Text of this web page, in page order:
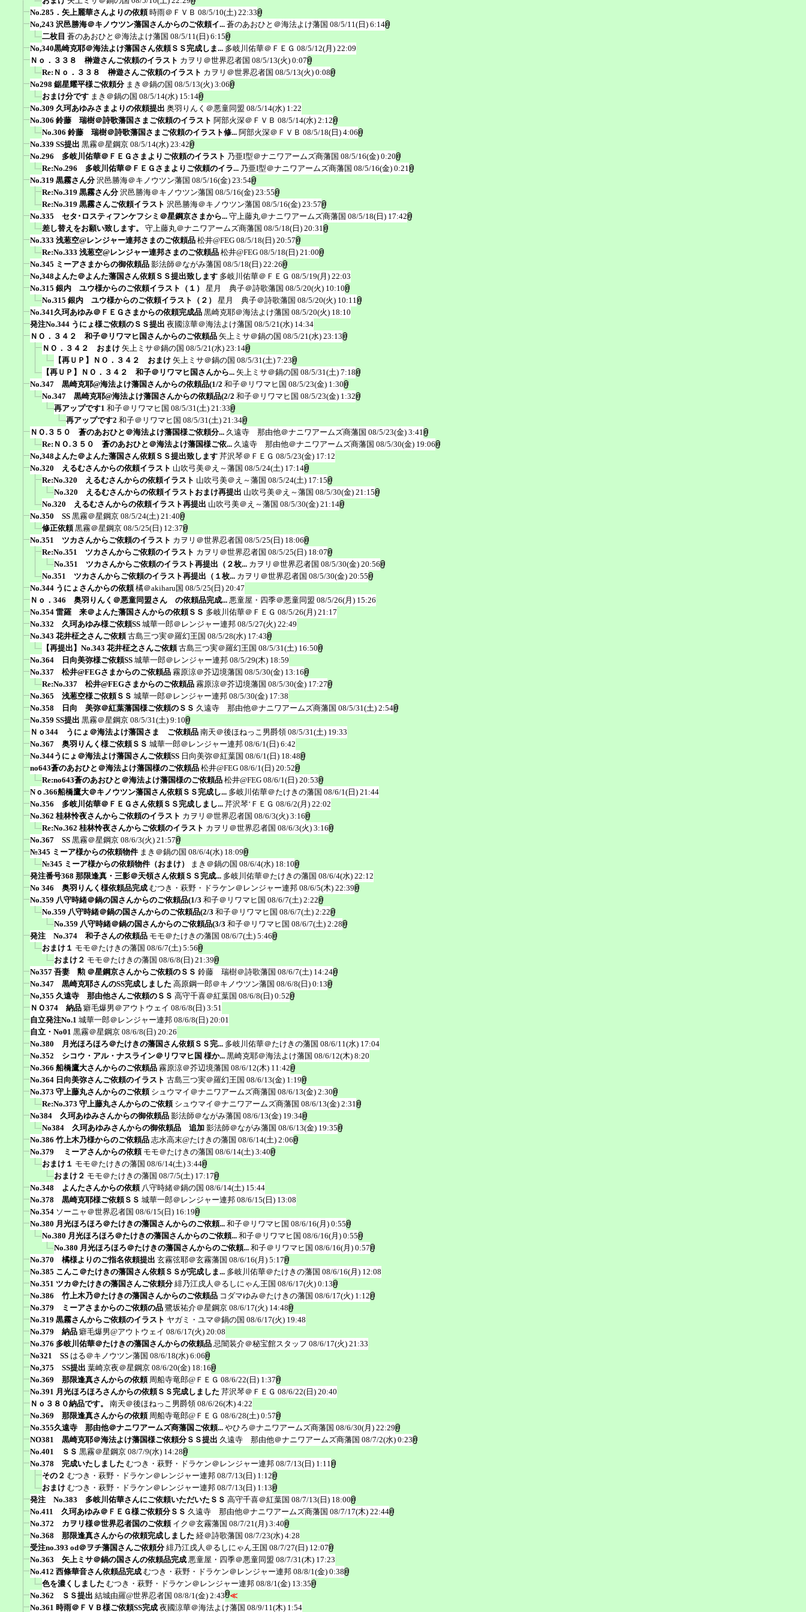
No.285．矢上麗華さんよりの依頼 時雨＠ＦＶＢ 08/5/10(土) 22:33
No,243 沢邑勝海＠キノウツン藩国さんからのご依頼イ... 蒼のあおひと＠海法よけ藩国 08/5/11(日) 6:14
二枚目 蒼のあおひと＠海法よけ藩国 08/5/11(日) 6:15
No,340黒崎克耶＠海法よけ藩国さん依頼ＳＳ完成しま... 多岐川佑華＠ＦＥＧ 08/5/12(月) 22:09
Ｎｏ．３３８ 榊遊さんご依頼のイラスト カヲリ＠世界忍者国 08/5/13(火) 0:07
Re:Ｎｏ．３３８ 榊遊さんご依頼のイラスト カヲリ＠世界忍者国 08/5/13(火) 0:08
No298 鋸星耀平様ご依頼分 まき＠鍋の国 08/5/13(火) 3:06
おまけ分です まき＠鍋の国 08/5/14(水) 15:14
No.309 久珂あゆみさまよりの依頼提出 奥羽りんく＠悪童同盟 08/5/14(水) 1:22
No.306 鈴藤 瑞樹＠詩歌藩国さまご依頼のイラスト 阿部火深＠ＦＶＢ 08/5/14(水) 2:12
No.306 鈴藤 瑞樹＠詩歌藩国さまご依頼のイラスト修... 阿部火深＠ＦＶＢ 08/5/18(日) 4:06
No.339 SS提出 黒霧＠星鋼京 08/5/14(水) 23:42
No.296 多岐川佑華＠ＦＥＧさまよりご依頼のイラスト 乃亜I型＠ナニワアームズ商藩国 08/5/16(金) 0:20
Re:No.296 多岐川佑華＠ＦＥＧさまよりご依頼のイラ... 乃亜I型＠ナニワアームズ商藩国 08/5/16(金) 0:21
No.319 黒霧さん分 沢邑勝海＠キノウツン藩国 08/5/16(金) 23:54
Re:No.319 黒霧さん分 沢邑勝海＠キノウツン藩国 08/5/16(金) 23:55
Re:No.319 黒霧さんご依頼イラスト 沢邑勝海＠キノウツン藩国 08/5/16(金) 23:57
No.335 セタ･ロスティフンケフシミ＠星鋼京さまから... 守上藤丸＠ナニワアームズ商藩国 08/5/18(日) 17:42
差し替えをお願い致します。
守上藤丸＠ナニワアームズ商藩国 08/5/18(日) 20:31
No.333 浅葱空@レンジャー連邦さまのご依頼品 松井@FEG 08/5/18(日) 20:57
Re:No.333 浅葱空@レンジャー連邦さまのご依頼品 松井@FEG 08/5/18(日) 21:00
No.345 ミーアさまからの御依頼品 影法師＠ながみ藩国 08/5/18(日) 22:26
No,348よんた＠よんた藩国さん依頼ＳＳ提出致します 多岐川佑華＠ＦＥＧ 08/5/19(月) 22:03
No.315 銀内 ユウ様からのご依頼イラスト（１）
星月 典子＠詩歌藩国 08/5/20(火) 10:10
No.315 銀内 ユウ様からのご依頼イラスト（２）
星月 典子＠詩歌藩国 08/5/20(火) 10:11
No.341久珂あゆみ＠ＦＥＧさまからの依頼完成品 黒崎克耶＠海法よけ藩国 08/5/20(火) 18:10
発注No.344 うにょ様ご依頼のＳＳ提出 夜國涼華＠海法よけ藩国 08/5/21(水) 14:34
ＮＯ．３４２ 和子＠リワマヒ国さんからのご依頼品 矢上ミサ＠鍋の国 08/5/21(水) 23:13
ＮＯ．３４２ おまけ 矢上ミサ＠鍋の国 08/5/21(水) 23:14
【再ＵＰ】ＮＯ．３４２ おまけ 矢上ミサ＠鍋の国 08/5/31(土) 7:23
【再ＵＰ】ＮＯ．３４２ 和子＠リワマヒ国さんから... 矢上ミサ＠鍋の国 08/5/31(土) 7:18
No.347 黒崎克耶@海法よけ藩国さんからの依頼品(1/2 和子＠リワマヒ国 08/5/23(金) 1:30
No.347 黒崎克耶@海法よけ藩国さんからの依頼品(2/2 和子＠リワマヒ国 08/5/23(金) 1:32
再アップです1 和子＠リワマヒ国 08/5/31(土) 21:33
再アップです2 和子＠リワマヒ国 08/5/31(土) 21:34
ＮＯ.３５０ 蒼のあおひと＠海法よけ藩国様ご依頼分... 久遠寺 那由他＠ナニワアームズ商藩国 08/5/23(金) 3:41
Re:ＮＯ.３５０ 蒼のあおひと＠海法よけ藩国様ご依... 久遠寺 那由他＠ナニワアームズ商藩国 08/5/30(金) 19:06
No,348よんた＠よんた藩国さん依頼ＳＳ提出致します 芹沢琴＠ＦＥＧ 08/5/23(金) 17:12
No.320 えるむさんからの依頼イラスト 山吹弓美＠え～藩国 08/5/24(土) 17:14
Re:No.320 えるむさんからの依頼イラスト 山吹弓美＠え～藩国 08/5/24(土) 17:15
No.320 えるむさんからの依頼イラストおまけ再提出 山吹弓美＠え～藩国 08/5/30(金) 21:15
No.320 えるむさんからの依頼イラスト再提出 山吹弓美＠え～藩国 08/5/30(金) 21:14
No.350 SS 黒霧＠星鋼京 08/5/24(土) 21:40
修正依頼 黒霧＠星鋼京 08/5/25(日) 12:37
No.351 ツカさんからご依頼のイラスト カヲリ＠世界忍者国 08/5/25(日) 18:06
Re:No.351 ツカさんからご依頼のイラスト カヲリ＠世界忍者国 08/5/25(日) 18:07
No.351 ツカさんからご依頼のイラスト再提出（２枚... カヲリ＠世界忍者国 08/5/30(金) 20:56
No.351 ツカさんからご依頼のイラスト再提出（１枚... カヲリ＠世界忍者国 08/5/30(金) 20:55
No.344 うにょさんからの依頼 橘＠akiharu国 08/5/25(日) 20:47
Ｎｏ．346 奥羽りんく＠悪童同盟さん の依頼品完成... 悪童屋・四季＠悪童同盟 08/5/26(月) 15:26
No.354 雷羅 来＠よんた藩国さんからの依頼ＳＳ 多岐川佑華＠ＦＥＧ 08/5/26(月) 21:17
No.332 久珂あゆみ様ご依頼SS 城華一郎＠レンジャー連邦 08/5/27(火) 22:49
No.343 花井柾之さんご依頼 古島三つ実＠羅幻王国 08/5/28(水) 17:43
【再提出】No.343 花井柾之さんご依頼 古島三つ実＠羅幻王国 08/5/31(土) 16:50
No.364 日向美弥様ご依頼SS 城華一郎＠レンジャー連邦 08/5/29(木) 18:59
No.337 松井@FEGさまからのご依頼品 霧原涼＠芥辺境藩国 08/5/30(金) 13:16
Re:No.337 松井@FEGさまからのご依頼品 霧原涼＠芥辺境藩国 08/5/30(金) 17:27
No.365 浅葱空様ご依頼ＳＳ 城華一郎＠レンジャー連邦 08/5/30(金) 17:38
No.358 日向 美弥＠紅葉藩国様ご依頼のＳＳ 久遠寺 那由他＠ナニワアームズ商藩国 08/5/31(土) 2:54
No.359 SS提出 黒霧＠星鋼京 08/5/31(土) 9:10
Ｎｏ344 うにょ＠海法よけ藩国さま ご依頼品 南天＠後ほねっこ男爵領 08/5/31(土) 19:33
No.367 奥羽りんく様ご依頼ＳＳ 城華一郎＠レンジャー連邦 08/6/1(日) 6:42
No.344うにょ＠海法よけ藩国さんご依頼SS 日向美弥＠紅葉国 08/6/1(日) 18:48
no643蒼のあおひと＠海法よけ藩国様のご依頼品 松井@FEG 08/6/1(日) 20:52
Re:no643蒼のあおひと＠海法よけ藩国様のご依頼品 松井@FEG 08/6/1(日) 20:53
Nｏ.366船橋鷹大＠キノウツン藩国さん依頼ＳＳ完成し... 多岐川佑華＠たけきの藩国 08/6/1(日) 21:44
No.356 多岐川佑華＠ＦＥＧさん依頼ＳＳ完成しまし... 芹沢琴‘ＦＥＧ 08/6/2(月) 22:02
No.362 桂林怜夜さんからご依頼のイラスト カヲリ＠世界忍者国 08/6/3(火) 3:16
Re:No.362 桂林怜夜さんからご依頼のイラスト カヲリ＠世界忍者国 08/6/3(火) 3:16
No.367 SS 黒霧＠星鋼京 08/6/3(火) 21:57
№345 ミーア様からの依頼物件 まき＠鍋の国 08/6/4(水) 18:09
№345 ミーア様からの依頼物件（おまけ）
まき＠鍋の国 08/6/4(水) 18:10
発注番号368 那限逢真・三影＠天領さん依頼ＳＳ完成... 多岐川佑華＠たけきの藩国 08/6/4(水) 22:12
No 346 奥羽りんく様依頼品完成 むつき・萩野・ドラケン＠レンジャー連邦 08/6/5(木) 22:39
No.359 八守時緒＠鍋の国さんからのご依頼品(1/3 和子＠リワマヒ国 08/6/7(土) 2:22
No.359 八守時緒＠鍋の国さんからのご依頼品(2/3 和子＠リワマヒ国 08/6/7(土) 2:22
No.359 八守時緒＠鍋の国さんからのご依頼品(3/3 和子＠リワマヒ国 08/6/7(土) 2:28
発注 No.374 和子さんの依頼品 モモ＠たけきの藩国 08/6/7(土) 5:46
おまけ１ モモ＠たけきの藩国 08/6/7(土) 5:56
おまけ２ モモ＠たけきの藩国 08/6/8(日) 21:39
No357 吾妻 勲 ＠星鋼京さんからご依頼のＳＳ 鈴藤 瑞樹＠詩歌藩国 08/6/7(土) 14:24
No.347 黒崎克耶さんのSS完成しました 高原鋼一郎＠キノウツン藩国 08/6/8(日) 0:13
No,355 久遠寺 那由他さんご依頼のＳＳ 高守千喜＠紅葉国 08/6/8(日) 0:52
ＮＯ374 納品 癖毛爆男＠アウトウェイ 08/6/8(日) 3:51
自立発注No.1 城華一郎＠レンジャー連邦 08/6/8(日) 20:01
自立・No01 黒霧＠星鋼京 08/6/8(日) 20:26
No.380 月光ほろほろ＠たけきの藩国さん依頼ＳＳ完... 多岐川佑華＠たけきの藩国 08/6/11(水) 17:04
No.352 シコウ・アル・ナスライン＠リワマヒ国 様か... 黒崎克耶＠海法よけ藩国 08/6/12(木) 8:20
No.366 船橋鷹大さんからのご依頼品 霧原涼＠芥辺境藩国 08/6/12(木) 11:42
No.364 日向美弥さんご依頼のイラスト 古島三つ実＠羅幻王国 08/6/13(金) 1:19
No.373 守上藤丸さんからのご依頼 シュウマイ＠ナニワアームズ商藩国 08/6/13(金) 2:30
Re:No.373 守上藤丸さんからのご依頼 シュウマイ＠ナニワアームズ商藩国 08/6/13(金) 2:31
No384 久珂あゆみさんからの御依頼品 影法師＠ながみ藩国 08/6/13(金) 19:34
No384 久珂あゆみさんからの御依頼品 追加 影法師＠ながみ藩国 08/6/13(金) 19:35
No.386 竹上木乃様からのご依頼品 志水高末@たけきの藩国 08/6/14(土) 2:06
No.379 ミーアさんからの依頼 モモ＠たけきの藩国 08/6/14(土) 3:40
おまけ１ モモ＠たけきの藩国 08/6/14(土) 3:44
おまけ２ モモ＠たけきの藩国 08/7/5(土) 17:17
No.348 よんたさんからの依頼 八守時緒＠鍋の国 08/6/14(土) 15:44
No.378 黒崎克耶様ご依頼ＳＳ 城華一郎＠レンジャー連邦 08/6/15(日) 13:08
No.354 ソーニャ＠世界忍者国 08/6/15(日) 16:19
No.380 月光ほろほろ＠たけきの藩国さんからのご依頼... 和子＠リワマヒ国 08/6/16(月) 0:55
No.380 月光ほろほろ＠たけきの藩国さんからのご依頼... 和子＠リワマヒ国 08/6/16(月) 0:55
No.380 月光ほろほろ＠たけきの藩国さんからのご依頼... 和子＠リワマヒ国 08/6/16(月) 0:57
No.370 橘様よりのご指名依頼提出 玄霧弦耶＠玄霧藩国 08/6/16(月) 5:17
No.385 こんこ＠たけきの藩国さん依頼ＳＳが完成しま... 多岐川佑華＠たけきの藩国 08/6/16(月) 12:08
No.351 ツカ＠たけきの藩国さんご依頼分 緋乃江戌人＠るしにゃん王国 08/6/17(火) 0:13
No.386 竹上木乃＠たけきの藩国さんからのご依頼品 コダマゆみ＠たけきの藩国 08/6/17(火) 1:12
No.379 ミーアさまからのご依頼の品 鷺坂祐介＠星鋼京 08/6/17(火) 14:48
No.319 黒霧さんからご依頼のイラスト ヤガミ・ユマ＠鍋の国 08/6/17(火) 19:48
No.379 納品 癖毛爆男@アウトウェイ 08/6/17(火) 20:08
No.376 多岐川佑華＠たけきの藩国さんからの依頼品 忌闇装介＠秘宝館スタッフ 08/6/17(火) 21:33
No321 SS はる＠キノウツン藩国 08/6/18(水) 6:06
No,375 SS提出 葉崎京夜＠星鋼京 08/6/20(金) 18:16
No.369 那限逢真さんからの依頼 周船寺竜郎@ＦＥＧ 08/6/22(日) 1:37
No.391 月光ほろほろさんからの依頼ＳＳ完成しました 芹沢琴＠ＦＥＧ 08/6/22(日) 20:40
Ｎｏ３８０納品です。
南天＠後ほねっこ男爵領 08/6/26(木) 4:22
No.369 那限逢真さんからの依頼 周船寺竜郎@ＦＥＧ 08/6/28(土) 0:57
No.355久遠寺 那由他＠ナニワアームズ商藩国ご依頼... やひろ＠ナニワアームズ商藩国 08/6/30(月) 22:29
NO381 黒崎克耶＠海法よけ藩国様ご依頼分ＳＳ提出 久遠寺 那由他＠ナニワアームズ商藩国 08/7/2(水) 0:23
No.401 ＳＳ 黒霧＠星鋼京 08/7/9(水) 14:28
No.378 完成いたしました むつき・萩野・ドラケン＠レンジャー連邦 08/7/13(日) 1:11
その２ むつき・萩野・ドラケン＠レンジャー連邦 08/7/13(日) 1:12
おまけ むつき・萩野・ドラケン＠レンジャー連邦 08/7/13(日) 1:13
発注 No.383 多岐川佑華さんにご依頼いただいたＳＳ 高守千喜＠紅葉国 08/7/13(日) 18:00
No.411 久珂あゆみ＠ＦＥＧ様ご依頼分ＳＳ 久遠寺 那由他＠ナニワアームズ商藩国 08/7/17(木) 22:44
No.372 カヲリ様＠世界忍者国のご依頼 イク＠玄霧藩国 08/7/21(月) 3:40
No.368 那限逢真さんからの依頼完成しました 経＠詩歌藩国 08/7/23(水) 4:28
受注no.393 od＠ヲチ藩国さんご依頼分 緋乃江戌人＠るしにゃん王国 08/7/27(日) 12:07
No.363 矢上ミサ＠鍋の国さんの依頼品完成 悪童屋・四季＠悪童同盟 08/7/31(木) 17:23
No.412 西條華音さん依頼品完成 むつき・萩野・ドラケン＠レンジャー連邦 08/8/1(金) 0:38
色を濃くしました むつき・萩野・ドラケン＠レンジャー連邦 08/8/1(金) 13:35
No.362 ＳＳ提出 結城由羅@世界忍者国 08/8/1(金) 2:43 ≪
No.361 時雨＠ＦＶＢ様ご依頼SS完成 夜國涼華＠海法よけ藩国 08/9/11(木) 1:54